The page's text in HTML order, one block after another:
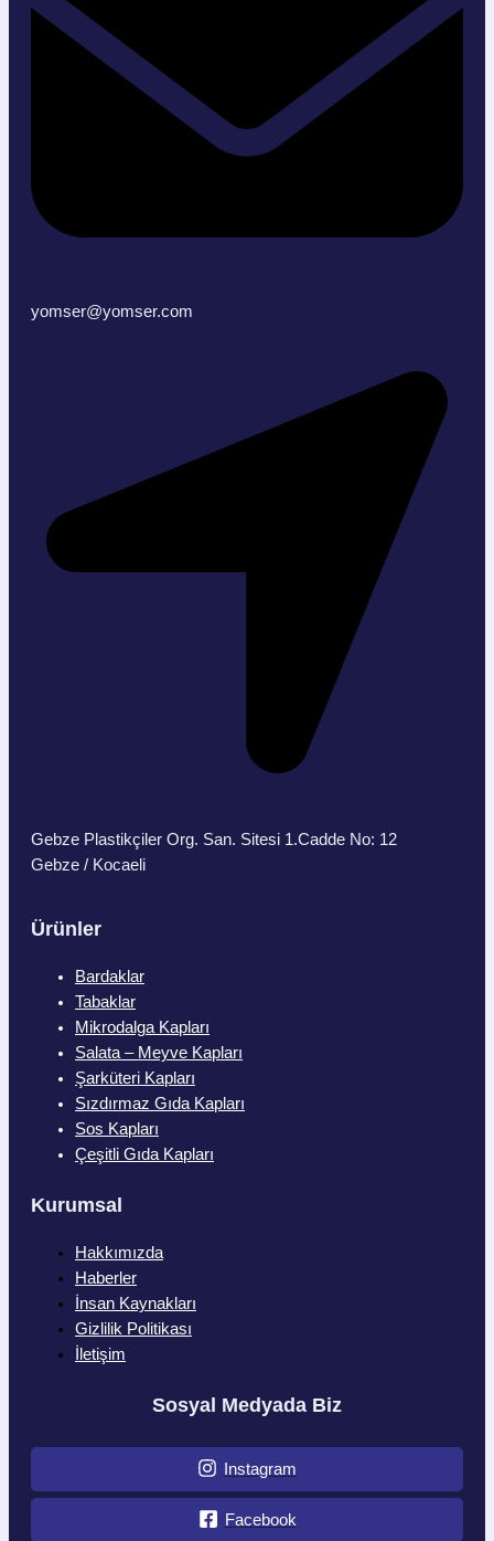
yomser@yomser.com
Gebze Plastikçiler Org. San. Sitesi 1.Cadde No: 12
Gebze / Kocaeli
Ürünler
Bardaklar
Tabaklar
Mikrodalga Kapları
Salata – Meyve Kapları
Şarküteri Kapları
Sızdırmaz Gıda Kapları
Sos Kapları
Çeşitli Gıda Kapları
Kurumsal
Hakkımızda
Haberler
İnsan Kaynakları
Gizlilik Politikası
İletişim
Sosyal Medyada Biz
Instagram
Facebook